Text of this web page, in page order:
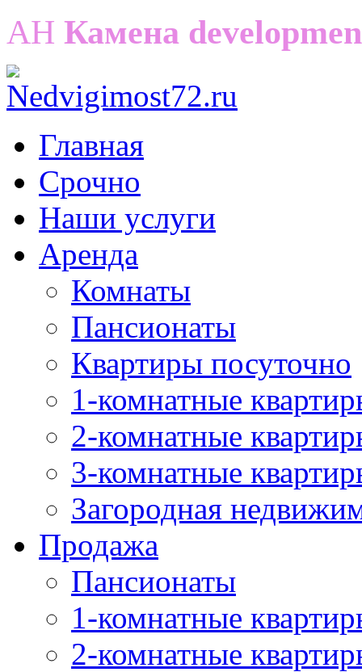
АН Камена
Главная
Срочно
Наши услуги
Аренда
Комнаты
Пансионаты
Квартиры посуточно
1-комнатные
2-комнатные
3-комнатные
Загородная
Продажа
Пансионаты
1-комнатные
2-комнатные